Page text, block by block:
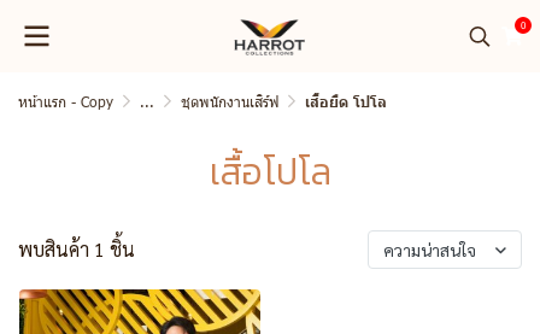
0
หน้าแรก - Copy ... ชุดพนักงานเสิร์ฟ เสื้อยืด โปโล
เสื้อโปโล
พบสินค้า 1 ชิ้น ความน่าสนใจ